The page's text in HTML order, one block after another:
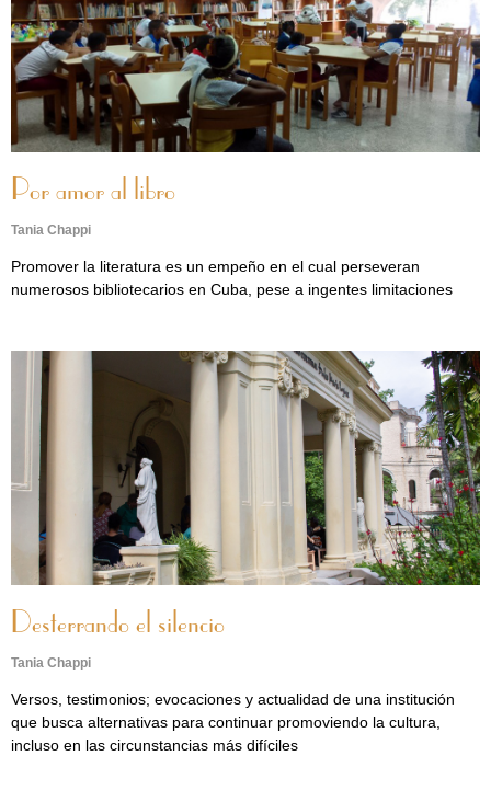
Por amor al libro
Tania Chappi
Promover la literatura es un empeño en el cual perseveran
numerosos bibliotecarios en Cuba, pese a ingentes limitaciones
Desterrando el silencio
Tania Chappi
Versos, testimonios; evocaciones y actualidad de una institución
que busca alternativas para continuar promoviendo la cultura,
incluso en las circunstancias más difíciles